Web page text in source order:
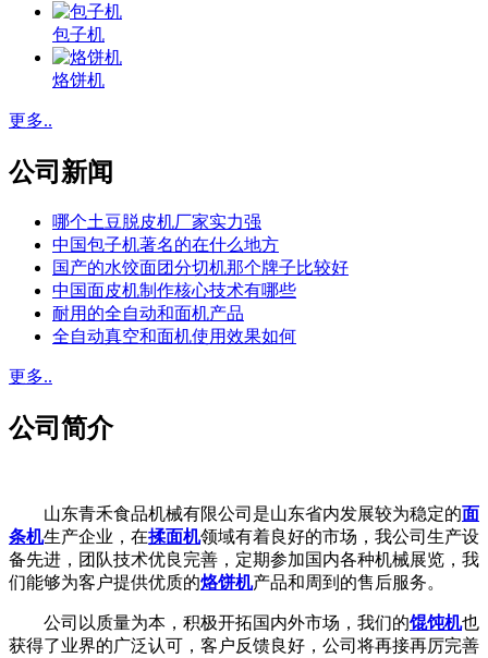
包子机
烙饼机
更多..
公司新闻
哪个土豆脱皮机厂家实力强
中国包子机著名的在什么地方
国产的水饺面团分切机那个牌子比较好
中国面皮机制作核心技术有哪些
耐用的全自动和面机产品
全自动真空和面机使用效果如何
更多..
公司简介
山东青禾食品机械有限公司是山东省内发展较为稳定的面
条机生产企业，在揉面机领域有着良好的市场，我公司生产设
备先进，团队技术优良完善，定期参加国内各种机械展览，我
们能够为客户提供优质的烙饼机产品和周到的售后服务。
公司以质量为本，积极开拓国内外市场，我们的馄饨机也
获得了业界的广泛认可，客户反馈良好，公司将再接再厉完善